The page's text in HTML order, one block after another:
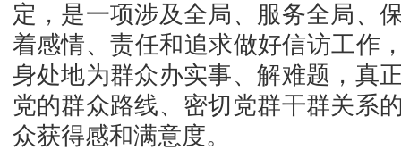
定，是一项涉及全局、服务全局、
着感情、责任和追求做好信访工作
身处地为群众办实事、解难题，真
党的群众路线、密切党群干群关系
众获得感和满意度。